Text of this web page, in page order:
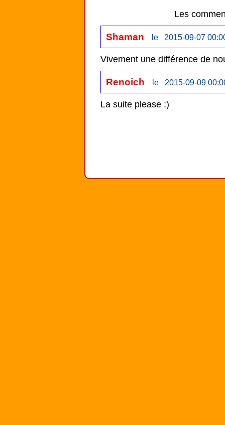
Les
Shaman le 2015-09-07
Vivement une différence de
Renoich le 2015-09-09
La suite please :)